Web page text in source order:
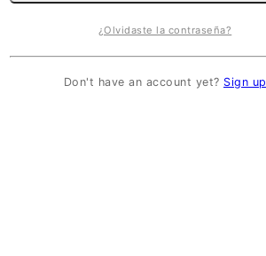
¿Olvidaste la contraseña?
Don't have an account yet? Sign up